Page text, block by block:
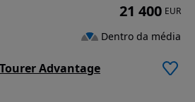
Advantage
21 400 EUR
Dentro da média